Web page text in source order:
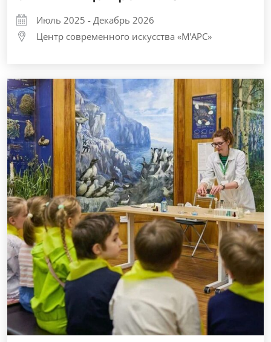
Июль 2025 - Декабрь 2026
Центр современного искусства «М'АРС»